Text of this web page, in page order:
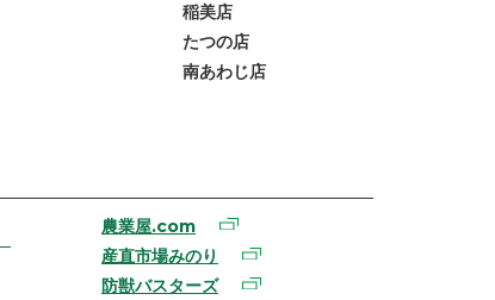
稲美店
たつの店
南あわじ店
農業屋.com
産直市場みのり
防獣バスターズ